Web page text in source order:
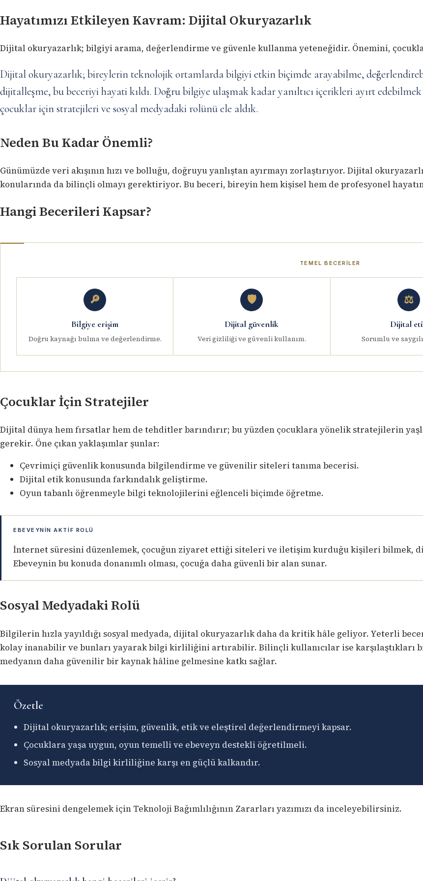
Hayatımızı Etkileyen Kavram: Dijital Okuryazarlık
Dijital okuryazarlık; bilgiyi arama, değerlendirme ve güvenle kullanma yeteneğidir. Önemini,
Dijital okuryazarlık; bireylerin teknolojik ortamlarda bilgiyi etkin biçimde arayabilme,
dijitalleşme, bu beceriyi hayati kıldı. Doğru bilgiye ulaşmak kadar yanıltıcı içerikleri ayırt
çocuklar için stratejileri ve sosyal medyadaki rolünü ele aldık.
Neden Bu Kadar Önemli?
Günümüzde veri akışının hızı ve bolluğu, doğruyu yanlıştan ayırmayı zorlaştırıyor. Dijital
konularında da bilinçli olmayı gerektiriyor. Bu beceri, bireyin hem kişisel hem de profesyonel
Hangi Becerileri Kapsar?
TEMEL BECERILER
🔎
Bilgiye erişim
Doğru kaynağı bulma ve değerlendirme.
🛡️
Dijital güvenlik
Veri gizliliği ve güvenli kullanım.
⚖️
Dijital
Sorumlu ve
Çocuklar İçin Stratejiler
Dijital dünya hem fırsatlar hem de tehditler barındırır; bu yüzden çocuklara yönelik stratejilerin
gerekir. Öne çıkan yaklaşımlar şunlar:
Çevrimiçi güvenlik konusunda bilgilendirme ve güvenilir siteleri tanıma becerisi.
Dijital etik konusunda farkındalık geliştirme.
Oyun tabanlı öğrenmeyle bilgi teknolojilerini eğlenceli biçimde öğretme.
EBEVEYNIN AKTIF ROLÜ
İnternet süresini düzenlemek, çocuğun ziyaret ettiği siteleri ve iletişim kurduğu kişileri bilmek,
Ebeveynin bu konuda donanımlı olması, çocuğa daha güvenli bir alan sunar.
Sosyal Medyadaki Rolü
Bilgilerin hızla yayıldığı sosyal medyada, dijital okuryazarlık daha da kritik hâle geliyor. Yeterli
kolay inanabilir ve bunları yayarak bilgi kirliliğini artırabilir. Bilinçli kullanıcılar ise
medyanın daha güvenilir bir kaynak hâline gelmesine katkı sağlar.
Özetle
Dijital okuryazarlık; erişim, güvenlik, etik ve eleştirel değerlendirmeyi kapsar.
Çocuklara yaşa uygun, oyun temelli ve ebeveyn destekli öğretilmeli.
Sosyal medyada bilgi kirliliğine karşı en güçlü kalkandır.
Ekran süresini dengelemek için Teknoloji Bağımlılığının Zararları yazımızı da inceleyebilirsiniz.
Sık Sorulan Sorular